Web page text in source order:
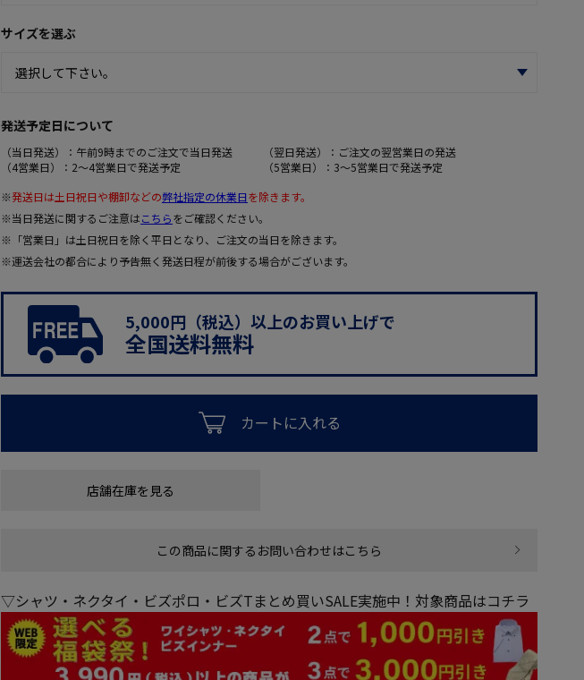
サイズを選ぶ
発送予定日について
（当日発送）：午前9時までのご注文で当日発送
（翌日発送）：ご注文の翌営業日の発送
（4営業日）：2～4営業日で発送予定
（5営業日）：3～5営業日で発送予定
※発送日は土日祝日や棚卸などの弊社指定の休業日を除きます。
※当日発送に関するご注意はこちらをご確認ください。
※「営業日」は土日祝日を除く平日となり、ご注文の当日を除きます。
※運送会社の都合により予告無く発送日程が前後する場合がございます。
5,000円（税込）以上のお買い上げで
全国送料無料
カートに入れる
店舗在庫を見る
この商品に関するお問い合わせはこちら
▽シャツ・ネクタイ・ビズポロ・ビズTまとめ買いSALE実施中！対象商品はコチラ